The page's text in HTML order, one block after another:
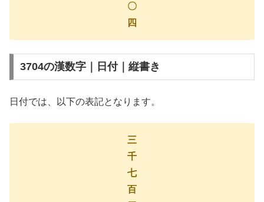
〇
四
3704の漢数字｜日付｜縦書き
日付では、以下の表記となります。
三
千
七
百